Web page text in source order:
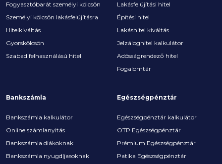
Fogyasztóbarát személyi kölcsön
Személyi kölcsön lakásfelújításra
Hitelkiváltás
Gyorskölcsön
Szabad felhasználású hitel
Lakásfelújítási hitel
Építési hitel
Lakáshitel kiváltás
Jelzáloghitel kalkulátor
Adósságrendező hitel
Fogalomtár
Bankszámla
Bankszámla kalkulátor
Online számlanyitás
Bankszámla diákoknak
Bankszámla nyugdíjasoknak
Egészségpénztár
Egészségpénztár kalkulátor
OTP Egészségpénztár
Prémium Egészségpénztár
Patika Egészségpénztár